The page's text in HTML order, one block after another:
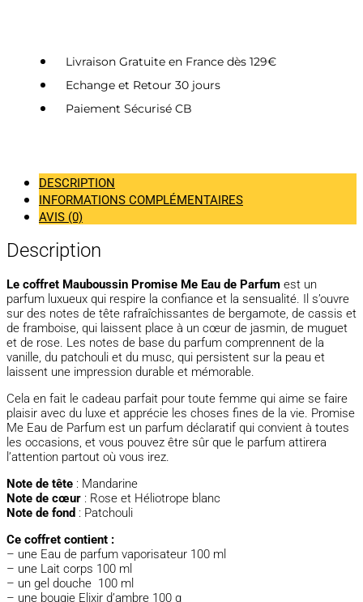
Livraison Gratuite en France dès 129€
Echange et Retour 30 jours
Paiement Sécurisé CB
DESCRIPTION
INFORMATIONS COMPLÉMENTAIRES
AVIS (0)
Description
Le coffret Mauboussin Promise Me Eau de Parfum est un
parfum luxueux qui respire la confiance et la sensualité. Il s’ouvre
sur des notes de tête rafraîchissantes de bergamote, de cassis et
de framboise, qui laissent place à un cœur de jasmin, de muguet
et de rose. Les notes de base du parfum comprennent de la
vanille, du patchouli et du musc, qui persistent sur la peau et
laissent une impression durable et mémorable.
Cela en fait le cadeau parfait pour toute femme qui aime se faire
plaisir avec du luxe et apprécie les choses fines de la vie. Promise
Me Eau de Parfum est un parfum déclaratif qui convient à toutes
les occasions, et vous pouvez être sûr que le parfum attirera
l’attention partout où vous irez.
Note de tête : Mandarine
Note de cœur : Rose et Héliotrope blanc
Note de fond : Patchouli
Ce coffret contient :
– une Eau de parfum vaporisateur 100 ml
– une Lait corps 100 ml
– un gel douche 100 ml
– une bougie Elixir d’ambre 100 g